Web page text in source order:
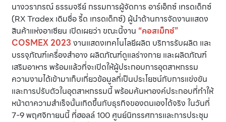
นางวราภรณ์ ธรรมจรีย์ กรรมการผู้จัดการ อาร์เอ็กซ์ เทรดเด็กซ์
(RX Tradex เดิมชื่อ รี้ด เทรดเด็กซ์) ผู้นำด้านการจัดงานแสดง
สินค้าแห่งอาเซียน เปิดเผยว่า ขณะนี้งาน “คอสเม็กซ์”
COSMEX 2023 งานแสดงเทคโนโลยีผลิต บริการรับผลิต และ
บรรจุภัณฑ์เครื่องสำอาง ผลิตภัณฑ์ดูแลร่างกาย และผลิตภัณฑ์
เสริมอาหาร พร้อมแล้วที่จะเปิดให้ผู้ประกอบการอุตสาหกรรม
ความงามได้เข้ามาเก็บเกี่ยวข้อมูลที่เป็นประโยชน์กับการแข่งขัน
และการปรับตัวในอุตสาหกรรมนี้ พร้อมค้นหาองค์ประกอบที่ทำให้
หน้าตาความสำเร็จนั้นเกิดขึ้นกับธุรกิจของตนเองได้จริง ในวันที่
7-9 พฤศจิกายนนี้ ที่ฮอลล์ 100 ศูนย์นิทรรศการและการประชุม